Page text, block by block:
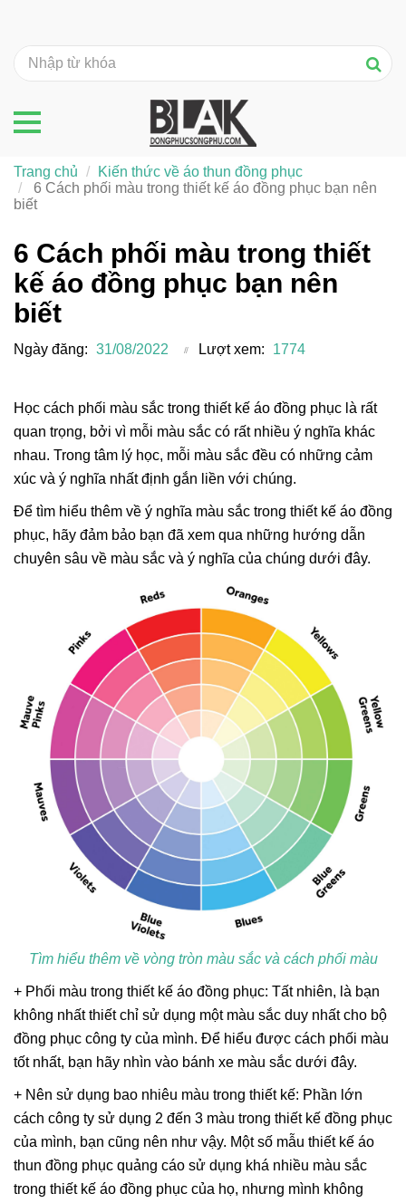
6 Cách phối màu trong thiết
kế áo đồng phục bạn nên
biết
Ngày đăng: 31/08/2022 Lượt xem: 1774
Học cách phối màu sắc trong thiết kế áo đồng phục là rất
quan trọng, bởi vì mỗi màu sắc có rất nhiều ý nghĩa khác
nhau. Trong tâm lý học, mỗi màu sắc đều có những cảm
xúc và ý nghĩa nhất định gắn liền với chúng.
Để tìm hiểu thêm về ý nghĩa màu sắc trong thiết kế áo đồng
phục, hãy đảm bảo bạn đã xem qua những hướng dẫn
chuyên sâu về màu sắc và ý nghĩa của chúng dưới đây.
Tìm hiểu thêm về vòng tròn màu sắc và cách phối màu
+ Phối màu trong thiết kế áo đồng phục: Tất nhiên, là bạn
không nhất thiết chỉ sử dụng một màu sắc duy nhất cho bộ
đồng phục công ty của mình. Để hiểu được cách phối màu
tốt nhất, bạn hãy nhìn vào bánh xe màu sắc dưới đây.
+ Nên sử dụng bao nhiêu màu trong thiết kế: Phần lớn
cách công ty sử dụng 2 đến 3 màu trong thiết kế đồng phục
của mình, bạn cũng nên như vậy. Một số mẫu thiết kế áo
thun đồng phục quảng cáo sử dụng khá nhiều màu sắc
trong thiết kế áo đồng phục của họ, nhưng mình không
Trang chủ
Kiến thức về áo thun đồng phục
6 Cách phối màu trong thiết kế áo đồng phục bạn nên
biết